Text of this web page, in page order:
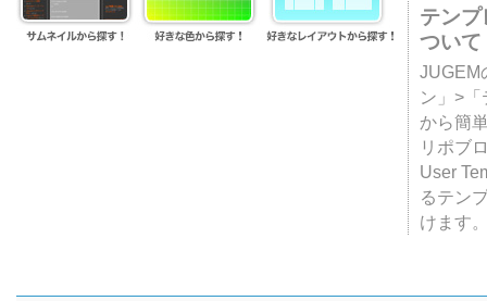
テン
ついて
JUGEM
ン」>
から簡
リポブ
User
るテン
けます